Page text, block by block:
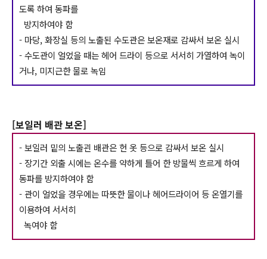
도록 하여 동파를
방지하여야 함
- 마당, 화장실 등의 노출된 수도관은 보온재로 감싸서 보온 실시
- 수도관이 얼었을 때는 헤어 드라이 등으로 서서히 가열하여 녹이
거나, 미지근한 물로 녹임
[보일러 배관 보온]
- 보일러 밑의 노출괸 배관은 헌 옷 등으로 감싸서 보온 실시
- 장기간 외출 시에는 온수를 약하게 틀어 한 방물씩 흐르게 하여
동파를 방지하여야 함
- 관이 얼었을 경우에는 따뜻한 물이나 헤어드라이어 등 온열기를
이용하여 서서히
녹여야 함